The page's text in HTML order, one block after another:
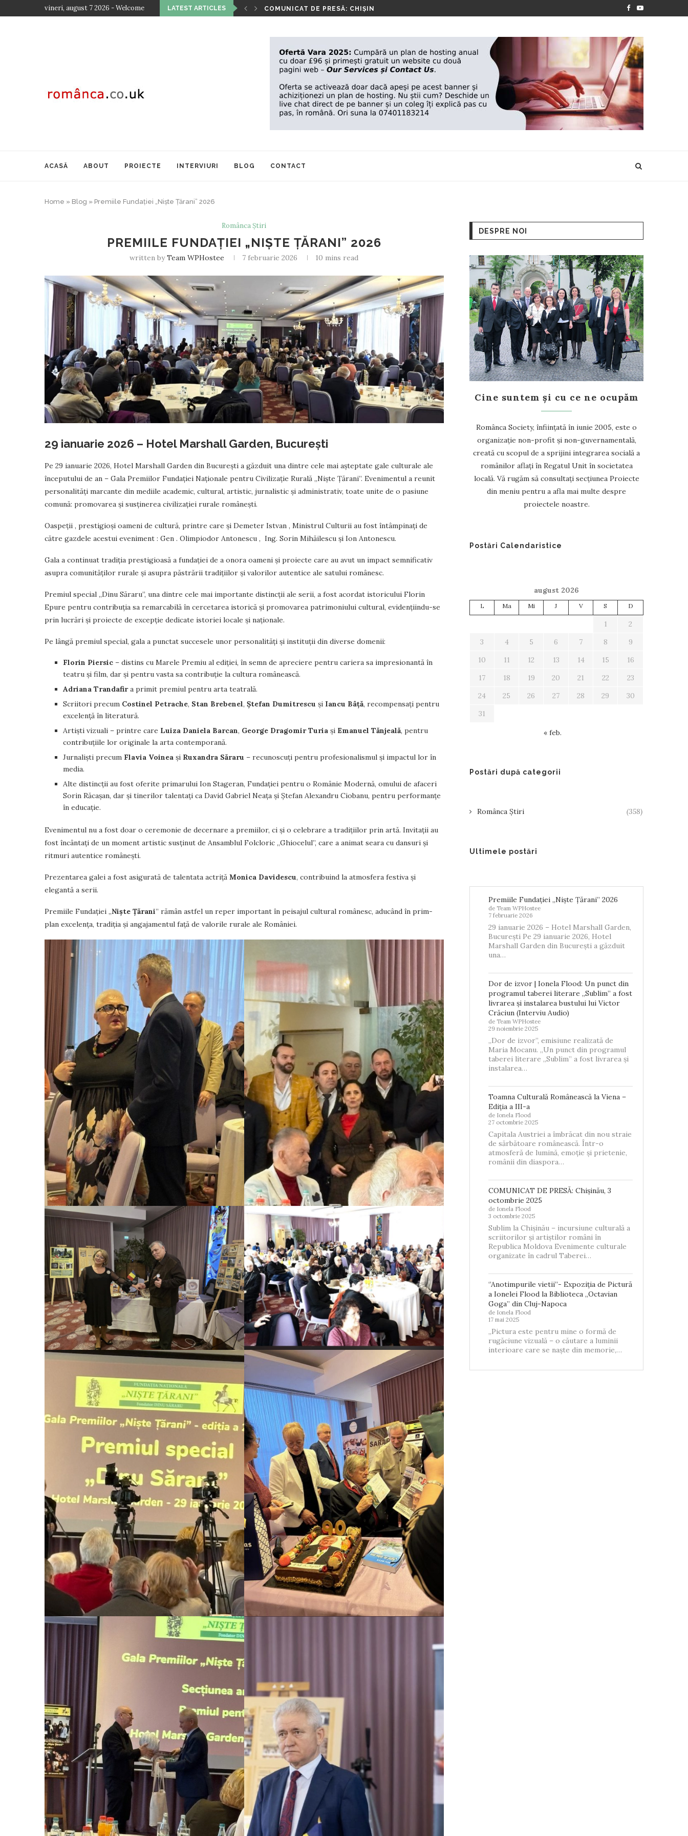
vineri, august 7 2026 - Welcome LATEST ARTICLES
COMUNICAT DE PRESĂ: CHIȘINĂU, 3 OCTOMBRIE 2025 ‘’ANOTIMPURILE VIETII’’- EXPOZIȚIA DE PICTURĂ A IONELEI FLOOD...PREMIILE FUNDAȚIEI „NIȘTE ȚĂRANI” 2026
ACASĂ ABOUT PROIECTE INTERVIURI BLOG CONTACT
Home » Blog » Premiile Fundației „Niște Țărani” 2026
Românca Știri
PREMIILE FUNDAȚIEI „NIȘTE ȚĂRANI” 2026
written byTeam WPHostee 7 februarie 2026 10 mins read
29 ianuarie 2026 – Hotel Marshall Garden, București
Pe 29 ianuarie 2026, Hotel Marshall Garden din București a găzduit una dintre cele mai așteptate gale culturale ale
începutului de an – Gala Premiilor Fundației Naționale pentru Civilizație Rurală „Niște Țărani”. Evenimentul a reunit
personalități marcante din mediile academic, cultural, artistic, jurnalistic și administrativ, toate unite de o pasiune
comună: promovarea și susținerea civilizației rurale românești.
Oaspeții , prestigioși oameni de cultură, printre care și Demeter Istvan , Ministrul Culturii au fost întâmpinați de
către gazdele acestui eveniment : Gen . Olimpiodor Antonescu , Ing. Sorin Mihăilescu și Ion Antonescu.
Gala a continuat tradiția prestigioasă a fundației de a onora oameni și proiecte care au avut un impact semnificativ
asupra comunităților rurale și asupra păstrării tradițiilor și valorilor autentice ale satului românesc.
Premiul special „Dinu Săraru”, una dintre cele mai importante distincții ale serii, a fost acordat istoricului Florin
Epure pentru contribuția sa remarcabilă în cercetarea istorică și promovarea patrimoniului cultural, evidențiindu-se
prin lucrări și proiecte de excepție dedicate istoriei locale și naționale.
Pe lângă premiul special, gala a punctat succesele unor personalități și instituții din diverse domenii:
Florin Piersic – distins cu Marele Premiu al ediției, în semn de apreciere pentru cariera sa impresionantă în
teatru și film, dar și pentru vasta sa contribuție la cultura românească.
Adriana Trandafira primit premiul pentru arta teatrală.
Scriitori precum Costinel Petrache, Stan Brebenel, Ștefan Dumitrescu și Iancu Bâță, recompensați pentru
excelență în literatură.
Artiști vizuali – printre care Luiza Daniela Barcan, George Dragomir Turia și Emanuel Tănjeală, pentru
contribuțiile lor originale la arta contemporană.
Jurnaliști precum Flavia Voinea și Ruxandra Săraru – recunoscuți pentru profesionalismul și impactul lor în
media.
Alte distincții au fost oferite primarului Ion Stageran, Fundației pentru o Românie Modernă, omului de afaceri
Sorin Răcașan, dar și tinerilor talentați ca David Gabriel Neața și Ștefan Alexandru Ciobanu, pentru performanțe
în educație.
Evenimentul nu a fost doar o ceremonie de decernare a premiilor, ci și o celebrare a tradițiilor prin artă. Invitații au
fost încântați de un moment artistic susținut de Ansamblul Folcloric „Ghiocelul”, care a animat seara cu dansuri și
ritmuri autentice românești.
Prezentarea galei a fost asigurată de talentata actriță Monica Davidescu, contribuind la atmosfera festiva și
elegantă a serii.
Premiile Fundației „Niște Țărani” rămân astfel un reper important în peisajul cultural românesc, aducând în prim-
plan excelența, tradiția și angajamentul față de valorile rurale ale României.
DESPRE NOI
Cine suntem și cu ce ne ocupăm
Românca Society, înființată în iunie 2005, este o
organizație non-profit și non-guvernamentală,
creată cu scopul de a sprijini integrarea socială a
românilor aflați în Regatul Unit în societatea
locală. Vă rugăm să consultați secțiunea Proiecte
din meniu pentru a afla mai multe despre
proiectele noastre.
Postări Calendaristice
august 2026
L Ma Mi J V S D
1
2
3
4 5 6 7 8
9
10
11 12 13 14 15
16
17
18 19 20 21 22
23
24
25 26 27 28 29
30
31
« feb.
Postări după categorii
Românca Știri (358)
Ultimele postări
Premiile Fundației „Niște Țărani” 2026
de Team WPHostee
7 februarie 2026
29 ianuarie 2026 – Hotel Marshall Garden,
București Pe 29 ianuarie 2026, Hotel
Marshall Garden din București a găzduit
una…
Dor de izvor | Ionela Flood: Un punct din
programul taberei literare „Sublim” a fost
livrarea și instalarea bustului lui Victor
Crăciun (Interviu Audio)
de Team WPHostee
29 noiembrie 2025
„Dor de izvor”, emisiune realizată de
Maria Mocanu. „Un punct din programul
taberei literare „Sublim” a fost livrarea și
instalarea…
Toamna Culturală Românească la Viena –
Ediția a III-a
de Ionela Flood
27 octombrie 2025
Capitala Austriei a îmbrăcat din nou straie
de sărbătoare românească. Într-o
atmosferă de lumină, emoție și prietenie,
românii din diaspora…
COMUNICAT DE PRESĂ: Chișinău, 3
octombrie 2025
de Ionela Flood
3 octombrie 2025
Sublim la Chișinău – incursiune culturală a
scriitorilor și artiștilor români în
Republica Moldova Evenimente culturale
organizate în cadrul Taberei…
‘’Anotimpurile vietii’’- Expoziția de Pictură
a Ionelei Flood la Biblioteca „Octavian
Goga” din Cluj-Napoca
de Ionela Flood
17 mai 2025
„Pictura este pentru mine o formă de
rugăciune vizuală – o căutare a luminii
interioare care se naște din memorie,…